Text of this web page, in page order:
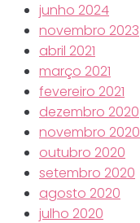
junho 2024
novembro 2023
abril 2021
março 2021
fevereiro 2021
dezembro 2020
novembro 2020
outubro 2020
setembro 2020
agosto 2020
julho 2020